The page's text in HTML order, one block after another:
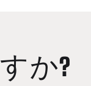
か?